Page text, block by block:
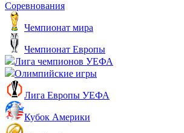
Соревнования
Чемпионат мира
Чемпионат Европы
Лига чемпионов УЕФА
Олимпийские игры
Лига Европы УЕФА
Кубок Америки